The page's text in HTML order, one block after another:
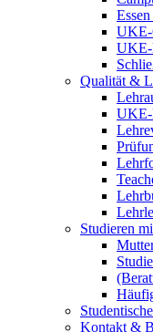
UKE-
Qualität &
Studieren
Kontakt &